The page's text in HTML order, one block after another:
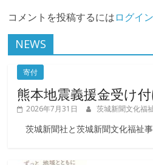
コメントを投稿するにはログイン
NEWS
寄付
熊本地震義援金受け
2026年7月31日 茨城新聞文化福
茨城新聞社と茨城新聞文化福祉事